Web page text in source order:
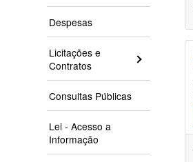
Despesas
Licitações e
Contratos
Consultas Públicas
Lei - Acesso a
Informação